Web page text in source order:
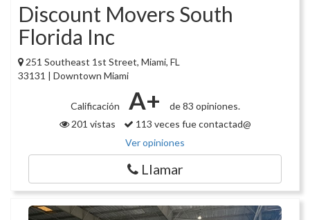
Discount Movers South
Florida Inc
251 Southeast 1st Street, Miami, FL
33131 | Downtown Miami
Calificación A+
de 83 opiniones.
201 vistas
113 veces fue contactad@
Ver opiniones
Llamar